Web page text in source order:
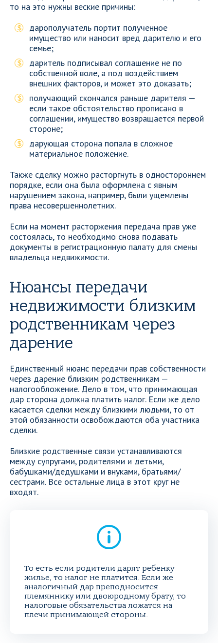
то на это нужны веские причины:
дарополучатель портит полученное
имущество или наносит вред дарителю и его
семье;
даритель подписывал соглашение не по
собственной воле, а под воздействием
внешних факторов, и может это доказать;
получающий скончался раньше дарителя —
если такое обстоятельство прописано в
соглашении, имущество возвращается первой
стороне;
дарующая сторона попала в сложное
материальное положение.
Также сделку можно расторгнуть в одностороннем
порядке, если она была оформлена с явным
нарушением закона, например, были ущемлены
права несовершеннолетних.
Если на момент расторжения передача прав уже
состоялась, то необходимо снова подавать
документы в регистрационную палату для смены
владельца недвижимости.
Нюансы передачи
недвижимости близким
родственникам через
дарение
Единственный нюанс передачи прав собственности
через дарение близким родственникам —
налогообложение. Дело в том, что принимающая
дар сторона должна платить налог. Если же дело
касается сделки между близкими людьми, то от
этой обязанности освобождаются оба участника
сделки.
Близкие родственные связи устанавливаются
между супругами, родителями и детьми,
бабушками/дедушками и внуками, братьями/
сестрами. Все остальные лица в этот круг не
входят.
То есть если родители дарят ребенку
жилье, то налог не платится. Если же
аналогичный дар преподносится
племяннику или двоюродному брату, то
налоговые обязательства ложатся на
плечи принимающей стороны.